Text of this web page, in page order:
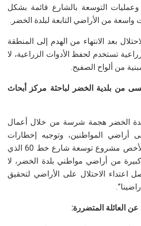
التوسعة بالشارع قائمة بشكل
من الأراضي التابعة لبلدة الخضر.
بعد الانتهاء من الهدم إلى المنطقة
تستخدم لحفظ الأدوات الزراعية، لا
من ألواح الصفيح.
من بلدية الخضر لباحثة مركز أبحاث
الخضر هجمة شرسة من خلال أعمال
أراضي المواطنين، وتوجيه إخطارات
للمنازل والمنشآت، وبالأخص مشروع توسعة شارع خط 60 الذي
من أراضي مواطني بلدة الخضر، لا
الاحتلال على الأراضي لتحقيق
العائلة المتضررة: